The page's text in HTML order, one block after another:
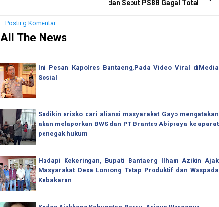
dan Sebut PSBB Gagal Total
Posting Komentar
All The News
Ini Pesan Kapolres Bantaeng,Pada Video Viral diMedia
Sosial
Sadikin arisko dari aliansi masyarakat Gayo mengatakan
akan melaporkan BWS dan PT Brantas Abipraya ke aparat
penegak hukum
Hadapi Kekeringan, Bupati Bantaeng Ilham Azikin Ajak
Masyarakat Desa Lonrong Tetap Produktif dan Waspada
Kebakaran